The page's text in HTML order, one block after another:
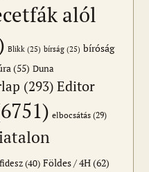
alól
Blikk (25) bírság (25) bíróság
(55) Duna
(293) Editor
elbocsátás (29)
fidesz(40) Földes / 4H(62)